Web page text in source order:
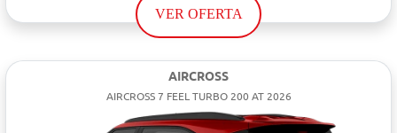
VER OFERTA
AIRCROSS
AIRCROSS 7 FEEL TURBO 200 AT 2026